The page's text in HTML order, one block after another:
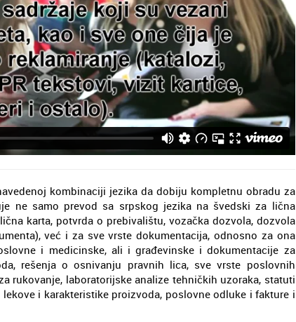
kombinaciji jezika da dobiju kompletnu obradu za
ne samo prevod sa srpskog jezika na švedski za lična
karta, potvrda o prebivalištu, vozačka dozvola, dozvola
već i za sve vrste dokumentacija, odnosno za ona
i medicinske, ali i građevinske i dokumentacije za
rešenja o osnivanju pravnih lica, sve vrste poslovnih
rukovanje, laboratorijske analize tehničkih uzoraka, statuti
i karakteristike proizvoda, poslovne odluke i fakture i